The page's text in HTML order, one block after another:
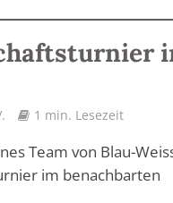
1 min. Lesezeit
Team von Blau-
im benachbarten